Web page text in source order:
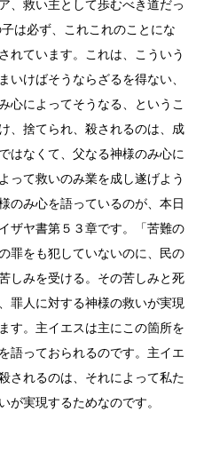
、救い主として歩むべき道だっ
は必ず、これこれのことにな
れています。これは、こういう
いけばそうならざるを得ない、
心によってそうなる、というこ
、捨てられ、殺されるのは、成
はなくて、父なる神様のみ心に
って救いのみ業を成し遂げよう
のみ心を語っているのが、本日
ザヤ書第５３章です。「苦難の
罪をも犯していないのに、民の
しみを受ける。その苦しみと死
罪人に対する神様の救いが実現
す。主イエスは主にこの箇所を
語っておられるのです。主イエ
されるのは、それによって私た
が実現するためなのです。